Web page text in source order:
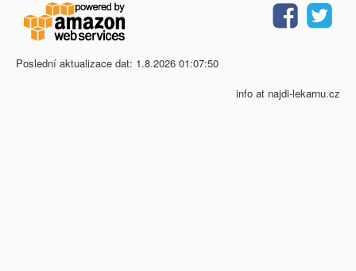
Poslední aktualizace dat: 1.8.2026 01:07:50
info at najdi-lekarnu.cz